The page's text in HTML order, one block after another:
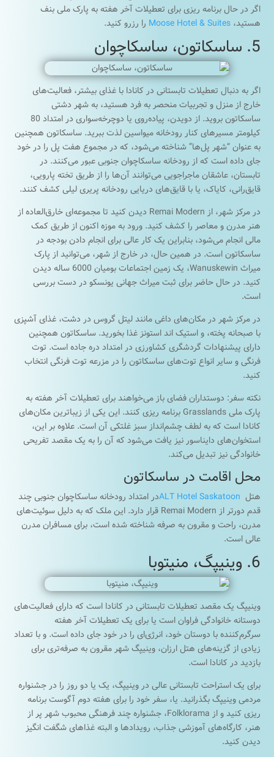
اگر در حال برنامه ریزی برای تعطیلات آخر هفته به پارک ملی بنف
هستید،Moose Hotel & Suites را رزرو کنید.
5. ساسکاتون، ساسکاچوان
اگر به دنبال تعطیلات تابستانی در کانادا با غذای بیشتر، فعالیت‌های
خارج از منزل و تجربیات منحصر به فرد هستید، به شهر دشتی
ساسکاتون بروید. از دویدن، پیاده‌روی یا دوچرخه‌سواری در امتداد 80
کیلومتر مسیرهای کنار رودخانه میواسین لذت ببرید. ساسکاتون همچنین
به عنوان “شهر پل‌ها” شناخته می‌شود، که در مجموع هفت پل را در خود
جای داده است که از رودخانه ساسکاچوان جنوبی عبور می‌کنند. در
تابستان، عاشقان ماجراجویی می‌توانند آن‌ها را از طریق تخته پارویی،
قایق‌رانی، کایاک، یا با قایق‌های دریایی رودخانه پریری لیلی کشف کنند.
در مرکز شهر، از Remai Modern دیدن کنید تا مجموعه‌ای خارق‌العاده از
هنر مدرن و معاصر را کشف کنید. ورود به موزه اکنون از طریق کمک
مالی انجام می‌شود، بنابراین یک کار عالی برای انجام دادن بودجه در
ساسکاتون است. در همین حال، در خارج از شهر، می‌توانید از پارک
میراث Wanuskewin، یک زمین اجتماعات بومیان 6000 ساله دیدن
کنید. در حال حاضر برای ثبت میراث جهانی یونسکو در دست بررسی
است.
در مرکز شهر در مکان‌های داغی مانند لیتل گروس در دشت، غذای آشپزی
با صبحانه پخته، و استیک اند استونز غذا بخورید. ساسکاتون همچنین
دارای پیشنهادات گردشگری کشاورزی در امتداد دره جاده است. توت
فرنگی و سایر انواع توت‌های ساسکاتون را در مزرعه توت فرنگی انتخاب
کنید.
نکته سفر: دوستداران فضای باز می‌خواهند برای تعطیلات آخر هفته به
پارک ملی Grasslands برنامه ریزی کنند. این یکی از زیباترین مکان‌های
کانادا است که به لطف چشم‌انداز سبز غلتکی آن است. علاوه بر این،
استخوان‌های دایناسور نیز یافت می‌شود که آن را به یک مقصد تفریحی
خانوادگی نیز تبدیل می‌کند.
محل اقامت در ساسکاتون
هتل ALT Hotel Saskatoonدر امتداد رودخانه ساسکاچوان جنوبی چند
قدم دورتر از Remai Modern قرار دارد. این ملک که به دلیل سوئیت‌های
مدرن، راحت و مقرون به صرفه شناخته شده است، برای مسافران مدرن
عالی است.
6. وینیپگ، منیتوبا
وینیپگ یک مقصد تعطیلات تابستانی در کانادا است که دارای فعالیت‌های
دوستانه خانوادگی فراوان است یا برای یک تعطیلات آخر هفته
سرگرم‌کننده با دوستان خود، انرژی‌ای را در خود جای داده است. و با تعداد
زیادی از گزینه‌های هتل ارزان، وینیپگ شهر مقرون به صرفه‌تری برای
بازدید در کانادا است.
برای یک استراحت تابستانی عالی در وینیپگ، یک یا دو روز را در جشنواره
مردمی وینیپگ بگذرانید. یا، سفر خود را برای هفته دوم آگوست برنامه
ریزی کنید و از Folklorama، جشنواره چند فرهنگی محبوب شهر پر از
هنر، کارگاه‌های آموزشی جذاب، رویدادها و البته غذاهای شگفت انگیز
دیدن کنید.